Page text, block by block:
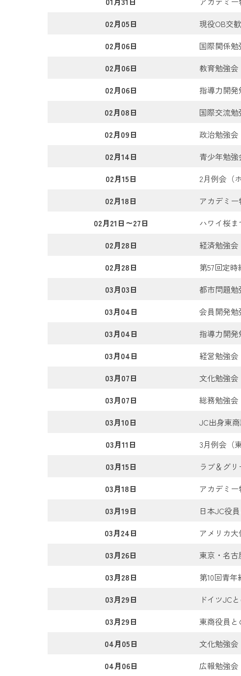
02月05日
現役OB交
02月06日
国際関係勉
02月06日
教育勉強会
02月06日
指導力開発
02月08日
国際交流勉
02月09日
政治勉強会
02月14日
青少年勉強
02月15日
2月例会（
02月18日
アカデミー
02月21日～27日
ハワイ桜ま
02月28日
経済勉強会
02月28日
第57回定時
03月03日
都市問題勉
03月04日
会員開発勉
03月04日
指導力開発
03月04日
経営勉強会
03月07日
文化勉強会
03月07日
総務勉強会
03月10日
JC出身東
03月11日
3月例会（
03月15日
ラブ＆グ
03月18日
アカデミー
03月19日
日本JC役
03月24日
アメリカ大
03月26日
東京・名古
03月28日
第10回青年
03月29日
ドイツJC
03月29日
東商役員と
04月05日
文化勉強会
04月06日
広報勉強会